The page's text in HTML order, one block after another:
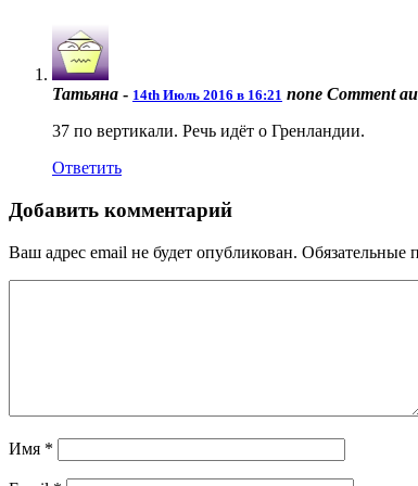
Татьяна - 14th Июль 2016 в 16:21 none Comment
37 по вертикали. Речь идёт о Гренландии.
Ответить
Добавить комментарий
Ваш адрес email не будет опубликован. Обязательные
Имя *